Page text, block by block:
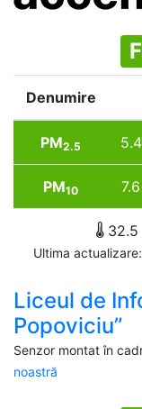
Denumire
PM2.5 5.4
PM10 7.6
32.5
Ultima
Liceul de
Popoviciu”
Senzor montat în
noastră